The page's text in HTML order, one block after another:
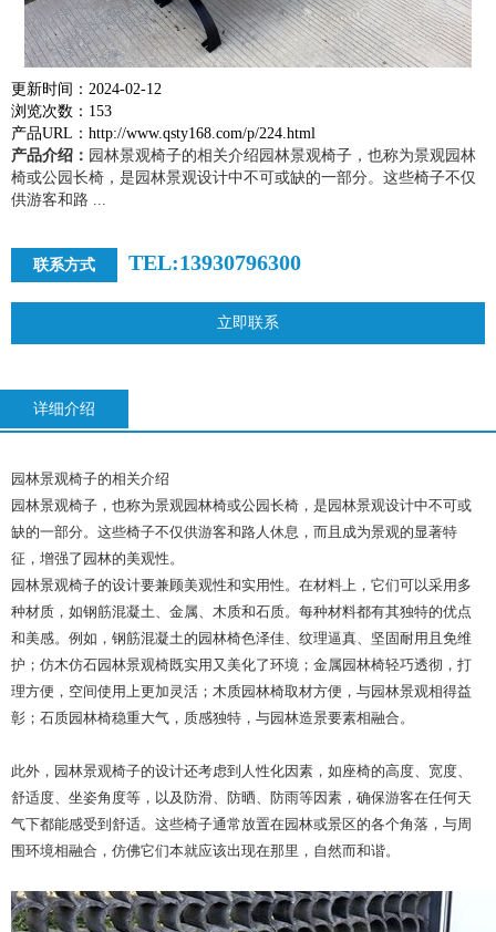
更新时间：2024-02-12
浏览次数：153
产品URL：http://www.qsty168.com/p/224.html
产品介绍： 园林景观椅子的相关介绍园林景观椅子，也称为景观园林
椅或公园长椅，是园林景观设计中不可或缺的一部分。这些椅子不仅
供游客和路 ...
联系方式 TEL:13930796300
立即联系
详细介绍
园林景观椅子的相关介绍
园林景观椅子，也称为景观园林椅或公园长椅，是园林景观设计中不可或
缺的一部分。这些椅子不仅供游客和路人休息，而且成为景观的显著特
征，增强了园林的美观性。
园林景观椅子的设计要兼顾美观性和实用性。在材料上，它们可以采用多
种材质，如钢筋混凝土、金属、木质和石质。每种材料都有其独特的优点
和美感。例如，钢筋混凝土的园林椅色泽佳、纹理逼真、坚固耐用且免维
护；仿木仿石园林景观椅既实用又美化了环境；金属园林椅轻巧透彻，打
理方便，空间使用上更加灵活；木质园林椅取材方便，与园林景观相得益
彰；石质园林椅稳重大气，质感独特，与园林造景要素相融合。
此外，园林景观椅子的设计还考虑到人性化因素，如座椅的高度、宽度、
舒适度、坐姿角度等，以及防滑、防晒、防雨等因素，确保游客在任何天
气下都能感受到舒适。这些椅子通常放置在园林或景区的各个角落，与周
围环境相融合，仿佛它们本就应该出现在那里，自然而和谐。